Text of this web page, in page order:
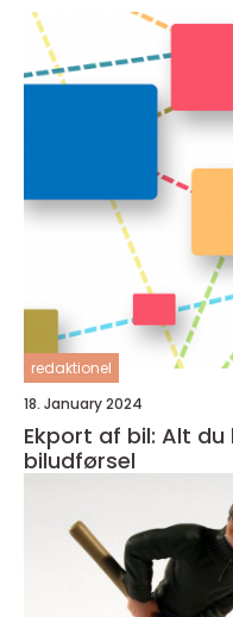
redaktionel
18. January 2024
Ekport af bil: Alt
biludførsel